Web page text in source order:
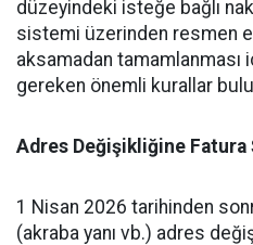
düzeyindeki isteğe bağlı
sistemi üzerinden resmen
aksamadan
gereken önemli kurallar
Adres Değişikliğine Fatura
1 Nisan 2026 tarihinden
(akraba yanı vb.) adres